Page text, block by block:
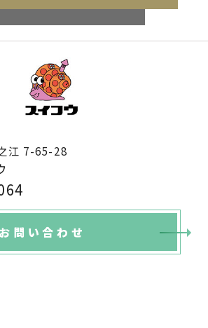
江 7-65-28
お問い合わせ